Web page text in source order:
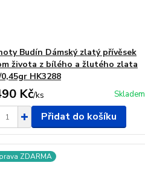
Budín Dámský zlatý přívěsek
života z bílého a žlutého zlata
HK3288
Kč/ks Skladem
Přidat do košíku
ZDARMA